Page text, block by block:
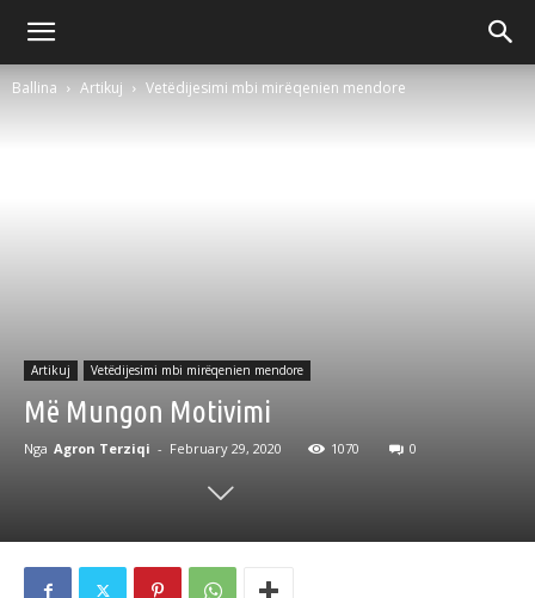
Ballina Artikuj Vetëdijesimi mbi mirëqenien mendore
Artikuj Vetëdijesimi mbi mirëqenien mendore
Më Mungon Motivimi
Nga Agron Terziqi - February 29, 2020 1070 0